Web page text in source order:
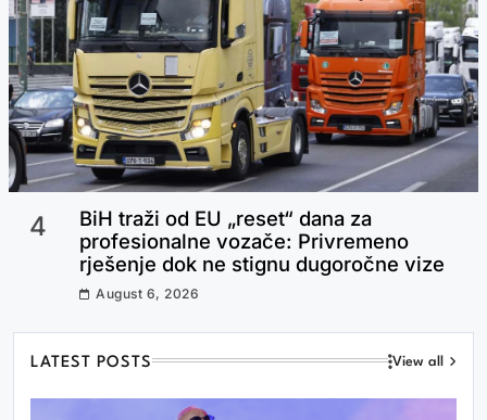
Kerim Alajbegović oduševio na
dočeku u Bugojnu: “Učinili smo
narod ponosnim, ovo je tek početak”
4
BiH traži od EU „reset“ dana za
profesionalne vozače: Privremeno
rješenje dok ne stignu dugoročne vize
August 6, 2026
LATEST POSTS View all